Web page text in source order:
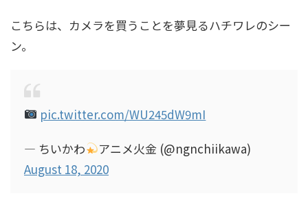
こちらは、カメラを買うことを夢見るハチワレのシー
ン。
pic.twitter.com/WU245dW9mI
— ちいかわ
アニメ火金 (@ngnchiikawa)
August 18, 2020